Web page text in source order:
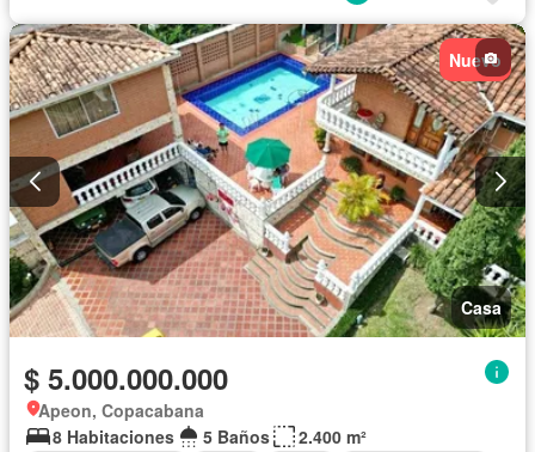
Nuevo
Casa
$ 5.000.000.000
Apeon, Copacabana
8 Habitaciones
5 Baños
2.400 m²